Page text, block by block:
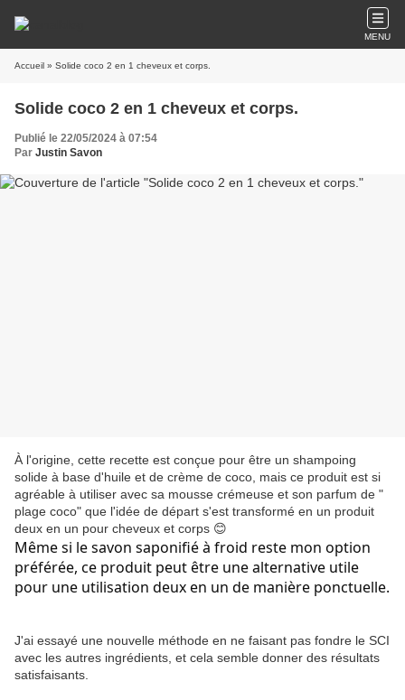
MENU
Accueil » Solide coco 2 en 1 cheveux et corps.
Solide coco 2 en 1 cheveux et corps.
Publié le 22/05/2024 à 07:54
Par Justin Savon
À l'origine, cette recette est conçue pour être un shampoing
solide à base d'huile et de crème de coco, mais ce produit est si
agréable à utiliser avec sa mousse crémeuse et son parfum de "
plage coco" que l'idée de départ s'est transformé en un produit
deux en un pour cheveux et corps 😊
Même si le savon saponifié à froid reste mon option
préférée, ce produit peut être une alternative utile
pour une utilisation deux en un de manière ponctuelle.
J'ai essayé une nouvelle méthode en ne faisant pas fondre le SCI
avec les autres ingrédients, et cela semble donner des résultats
satisfaisants.